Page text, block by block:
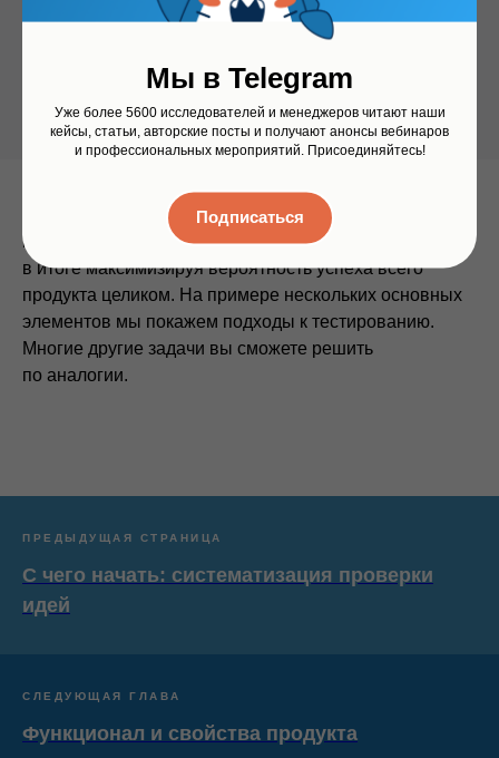
— Какой вариант рекламы лучше?
— …
В следующих главах мы покажем, как исследования
помогают создавать отдельные элементы продукта,
в итоге максимизируя вероятность успеха всего
продукта целиком. На примере нескольких основных
элементов мы покажем подходы к тестированию.
Многие другие задачи вы сможете решить
по аналогии.
ПРЕДЫДУЩАЯ СТРАНИЦА
С чего начать: систематизация проверки
идей
СЛЕДУЮЩАЯ ГЛАВА
Функционал и свойства продукта
Мы в Telegram
Уже более 5600 исследователей и менеджеров читают наши
кейсы, статьи, авторские посты и получают анонсы вебинаров
и профессиональных мероприятий. Присоединяйтесь!
Подписаться